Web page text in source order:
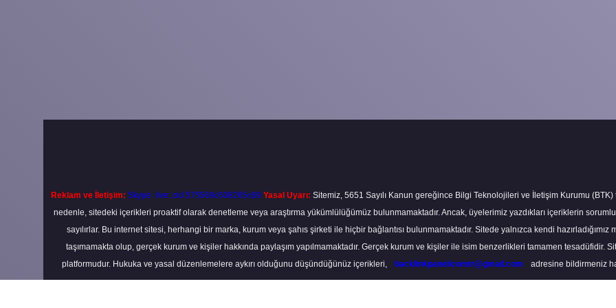
Reklam ve İletişim: Skype: live:.cid.575569c608265c69 Yasal Uyarı: Sitemiz, 5651 Sayılı Kanun gereğince Bilgi Teknolojileri ve İletişim Kurumu
nedenle, sitedeki içerikleri proaktif olarak denetleme veya araştırma yükümlülüğümüz bulunmamaktadır. Ancak, üyelerimiz yazdıkları içeriklerin
sayılırlar. Bu internet sitesi, herhangi bir marka, kurum veya şahıs şirketi ile hiçbir bağlantısı bulunmamaktadır. Sitede yalnızca kendi
taşımamakta olup, gerçek kurum ve kişiler hakkında paylaşım yapılmamaktadır. Gerçek kurum ve kişiler ile isim benzerlikleri tamamen tesadüfidir.
platformudur. Hukuka ve yasal düzenlemelere aykırı olduğunu düşündüğünüz içerikleri,
backlinkpanelicomtr@gmail.com adresine bildirmeniz